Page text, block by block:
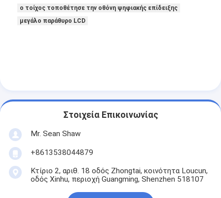
ο τοίχος τοποθέτησε την οθόνη ψηφιακής επίδειξης
μεγάλο παράθυρο LCD
Στοιχεία Επικοινωνίας
Mr. Sean Shaw
+8613538044879
Κτίριο 2, αριθ. 18 οδός Zhongtai, κοινότητα Loucun,
οδός Xinhu, περιοχή Guangming, Shenzhen 518107